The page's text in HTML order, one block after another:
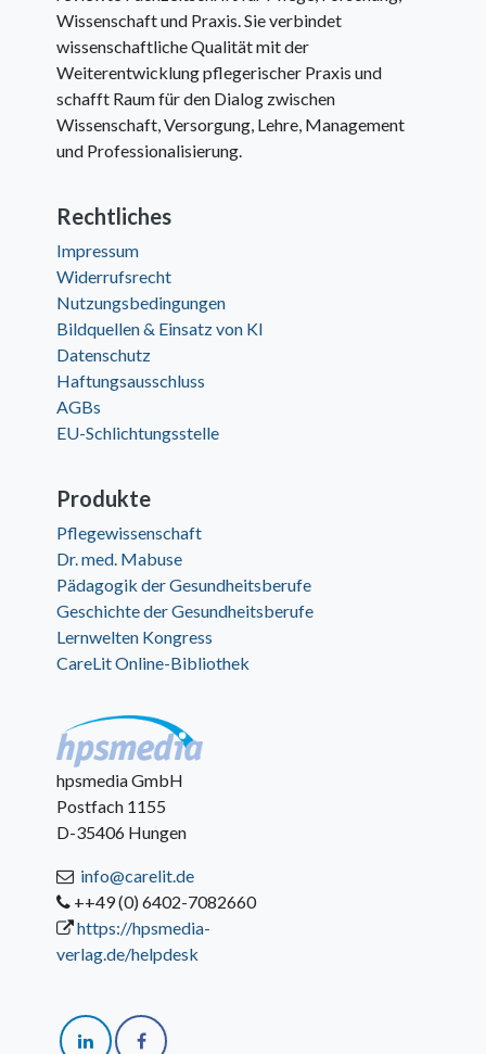
Wissenschaft und Praxis. Sie verbindet
wissenschaftliche Qualität mit der
Weiterentwicklung pflegerischer Praxis und
schafft Raum für den Dialog zwischen
Wissenschaft, Versorgung, Lehre, Management
und Professionalisierung.
Rechtliches
Impressum
Widerrufsrecht
Nutzungsbedingungen
Bildquellen & Einsatz von KI
Datenschutz
Haftungsausschluss
AGBs
EU-Schlichtungsstelle
Produkte
Pflegewissenschaft
Dr. med. Mabuse
Pädagogik der Gesundheitsberufe
Geschichte der Gesundheitsberufe
Lernwelten Kongress
CareLit Online-Bibliothek
hpsmedia GmbH
Postfach 1155
D-35406 Hungen
info@carelit.de
++49 (0) 6402-7082660
https://hpsmedia-
verlag.de/helpdesk